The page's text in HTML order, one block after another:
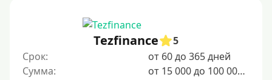
Tezfinance
5
Срок:
от 60 до 365 дней
Сумма:
от 15 000 до 100 000 ₽